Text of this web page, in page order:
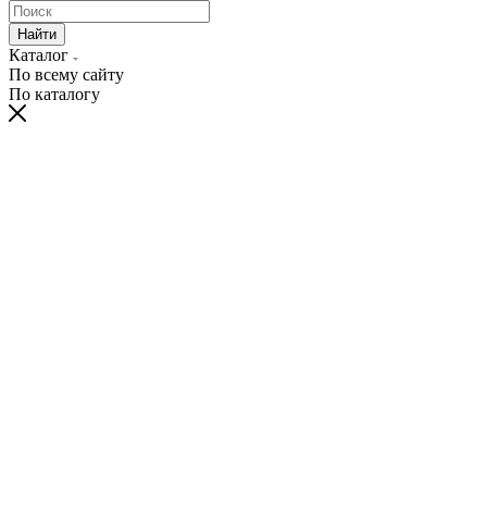
Найти
Каталог
По всему сайту
По каталогу